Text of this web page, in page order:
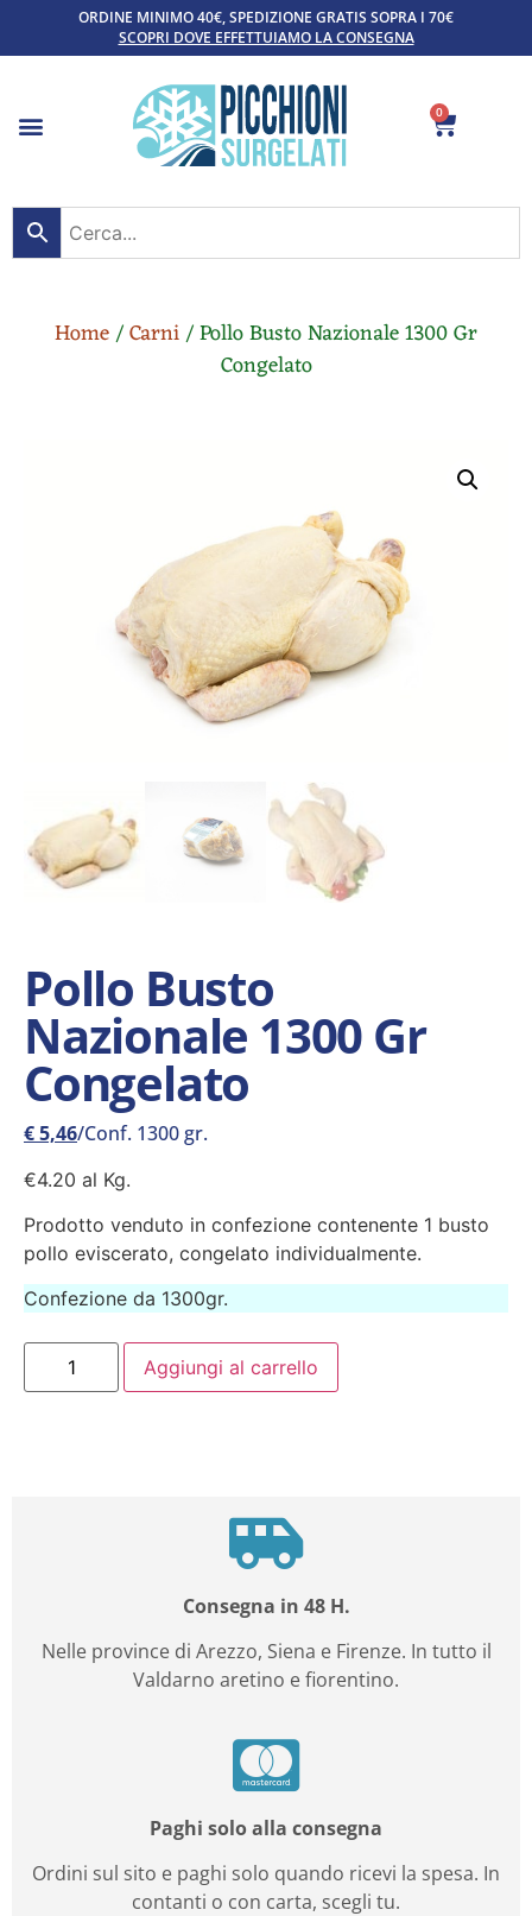
ORDINE MINIMO 40€, SPEDIZIONE GRATIS SOPRA I 70€
SCOPRI DOVE EFFETTUIAMO LA CONSEGNA
0
Home/Carni/ Pollo Busto Nazionale 1300 Gr
Congelato
Pollo Busto
Nazionale 1300 Gr
Congelato
€5,46/Conf. 1300 gr.
€4.20 al Kg.
Prodotto venduto in confezione contenente 1 busto
pollo eviscerato, congelato individualmente.
Confezione da 1300gr.
Aggiungi al carrello
Consegna in 48 H.
Nelle province di Arezzo, Siena e Firenze. In tutto il
Valdarno aretino e fiorentino.
Paghi solo alla consegna
Ordini sul sito e paghi solo quando ricevi la spesa. In
contanti o con carta, scegli tu.